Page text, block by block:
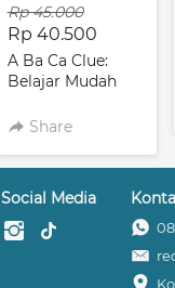
Rp 45.000
Rp 40.500
A Ba Ca Clue:
Belajar Mudah
Menggunakan
Share
Social Media